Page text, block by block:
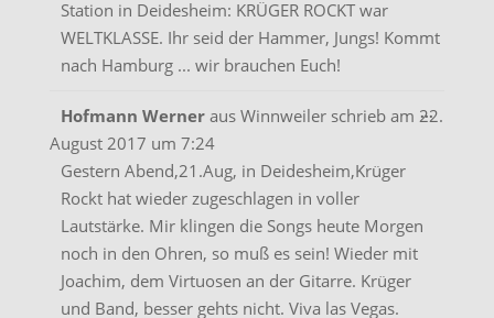
Station in Deidesheim: KRÜGER ROCKT war
WELTKLASSE. Ihr seid der Hammer, Jungs! Kommt
nach Hamburg ... wir brauchen Euch!
Hofmann Werner aus Winnweiler schrieb am 22.
August 2017 um 7:24
Gestern Abend,21.Aug, in Deidesheim,Krüger
Rockt hat wieder zugeschlagen in voller
Lautstärke. Mir klingen die Songs heute Morgen
noch in den Ohren, so muß es sein! Wieder mit
Joachim, dem Virtuosen an der Gitarre. Krüger
und Band, besser gehts nicht. Viva las Vegas.
...Diese